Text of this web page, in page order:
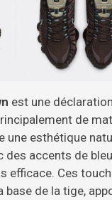
est une
de
une esthétique
des accents de
efficace. Ces
base de la tige,